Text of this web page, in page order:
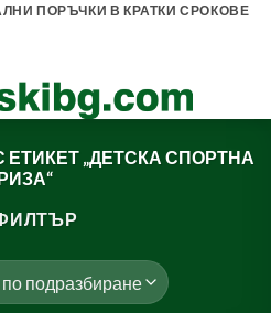
ПОРЪЧКИ В КРАТКИ СРОКОВЕ
ЕТИКЕТ „ДЕТСКА СПОРТНА